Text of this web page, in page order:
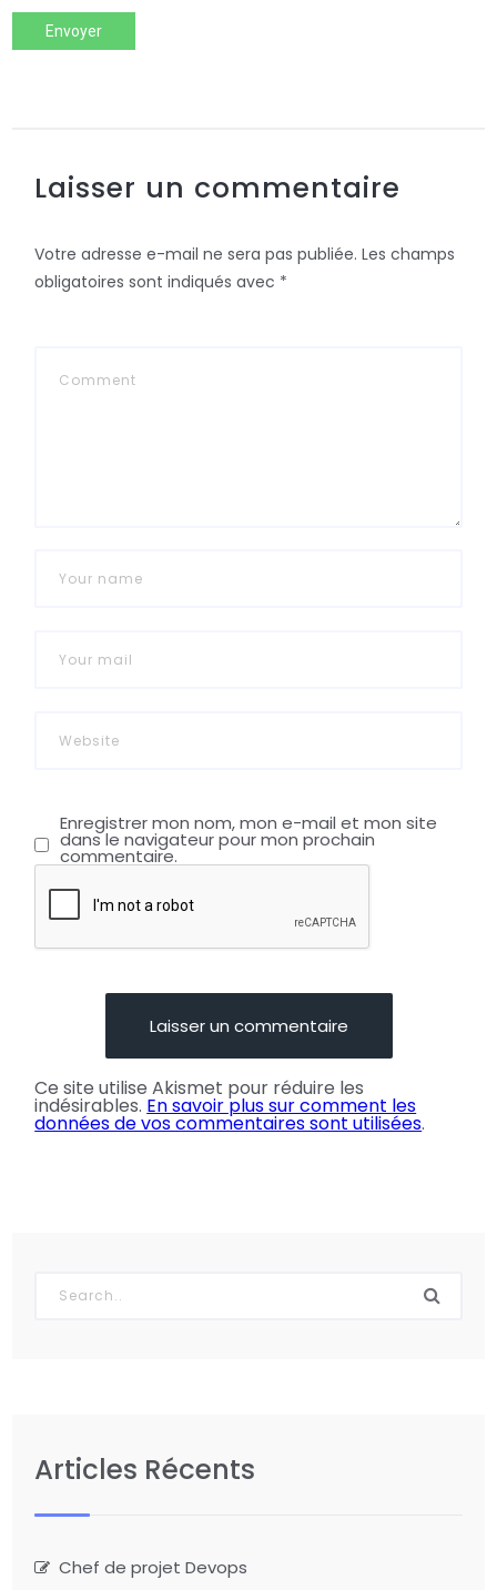
Envoyer
Laisser un commentaire
Votre adresse e-mail ne sera pas publiée. Les champs
obligatoires sont indiqués avec *
Enregistrer mon nom, mon e-mail et mon site
dans le navigateur pour mon prochain
commentaire.
Ce site utilise Akismet pour réduire les
indésirables. En savoir plus sur comment les
données de vos commentaires sont utilisées.
Articles Récents
Chef de projet Devops